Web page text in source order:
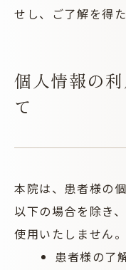
せし、ご了解を得
個人情報の
て
本院は、患者様の
以下の場合を除き
使用いたしません。
患者様の了